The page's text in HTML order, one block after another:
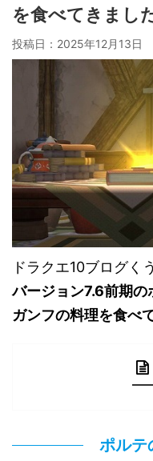
を食べてきまし
投稿日： 2025年12月13日
ドラクエ10ブログく
バージョン7.6前期
ガンフの料理を食べ
ポルテ